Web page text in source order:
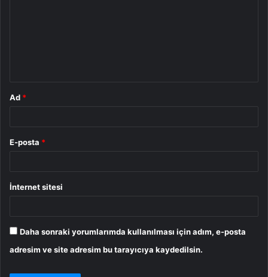
Ad *
E-posta *
İnternet sitesi
Daha sonraki yorumlarımda kullanılması için adım, e-posta
adresim ve site adresim bu tarayıcıya kaydedilsin.